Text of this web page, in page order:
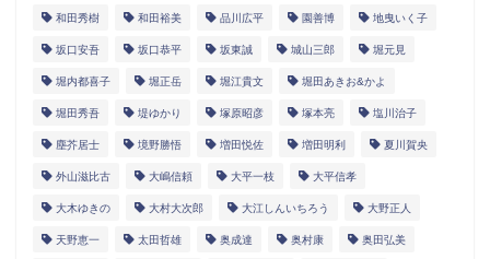
和田秀樹 和田裕美 品川広平 園善博 地曳いく子
坂口安吾 坂口恭平 坂東誠 城山三郎 堀元見
堀内都喜子 堀正岳 堀江貴文 堀田あきお&かよ
堀田秀吾 堤ゆかり 塚原昭彦 塚本亮 塩川治子
塵芥居士 境野勝悟 増田悦佐 増田明利 夏川賀央
外山滋比古 大嶋信頼 大平一枝 大平信孝
大木ゆきの 大村大次郎 大江しんいちろう 大野正人
天野恵一 太田哲雄 奥成達 奥村康 奥田弘美